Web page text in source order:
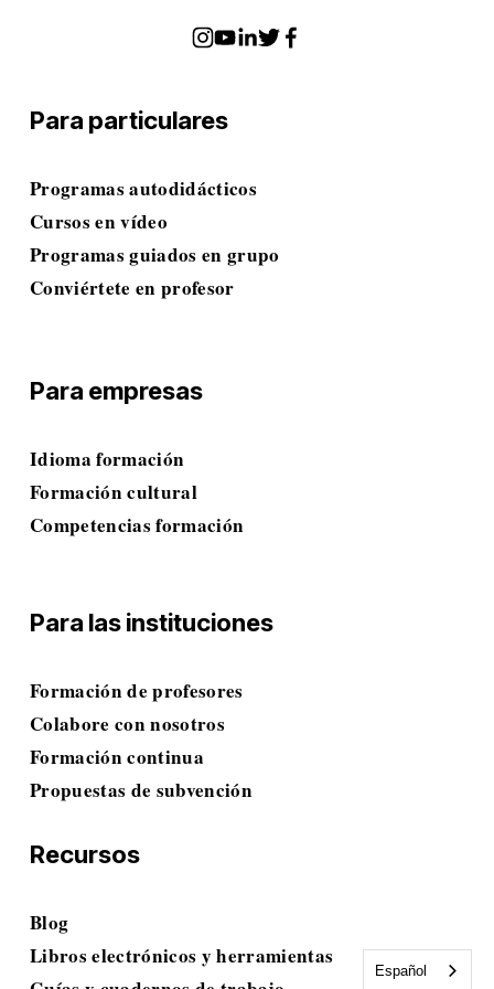
Para particulares
Programas autodidácticos
Cursos en vídeo
Programas guiados en grupo
Conviértete en profesor
Para empresas
Idioma formación
Formación cultural
Competencias formación
Para las instituciones
Formación de profesores
Colabore con nosotros
Formación continua
Propuestas de subvención
Recursos
Blog
Libros electrónicos y herramientas
Español